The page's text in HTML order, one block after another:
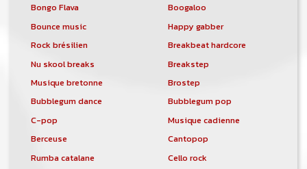
Bongo Flava
Boogaloo
Bounce music
Happy gabber
Rock brésilien
Breakbeat hardcore
Nu skool breaks
Breakstep
Musique bretonne
Brostep
Bubblegum dance
Bubblegum pop
C-pop
Musique cadienne
Berceuse
Cantopop
Rumba catalane
Cello rock